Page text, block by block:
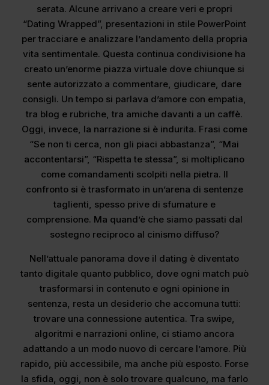
serata. Alcune arrivano a creare veri e propri
“Dating Wrapped”, presentazioni in stile PowerPoint
per tracciare e analizzare l’andamento della propria
vita sentimentale. Questa continua condivisione ha
creato un’enorme piazza virtuale dove chiunque si
sente autorizzato a commentare, giudicare, dare
consigli. Un tempo si parlava d’amore con empatia,
tra blog e rubriche, tra amiche davanti a un caffè.
Oggi, invece, la narrazione si è indurita. Frasi come
“Se non ti cerca, non gli piaci abbastanza”, “Mai
accontentarsi”, “Rispetta te stessa”, si moltiplicano
come comandamenti scolpiti nella pietra. Il
confronto si è trasformato in un’arena di sentenze
taglienti, spesso prive di sfumature e
comprensione. Ma quand’è che siamo passati dal
sostegno reciproco al cinismo diffuso?
Nell’attuale panorama dove il dating è diventato
tanto digitale quanto pubblico, dove ogni match può
trasformarsi in contenuto e ogni opinione in
sentenza, resta un desiderio che accomuna tutti:
trovare una connessione autentica. Tra swipe,
algoritmi e narrazioni online, ci stiamo ancora
adattando a un modo nuovo di cercare l’amore. Più
rapido, più accessibile, ma anche più esposto. Forse
la sfida, oggi, non è solo trovare qualcuno, ma farlo